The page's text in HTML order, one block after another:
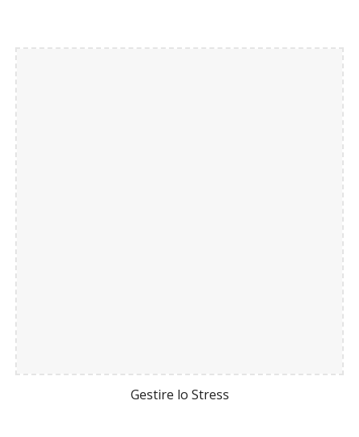
Gestire lo Stress